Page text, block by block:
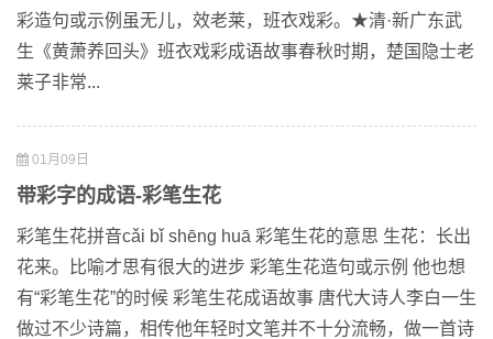
彩造句或示例虽无儿，效老莱，班衣戏彩。★清·新广东武
生《黄萧养回头》班衣戏彩成语故事春秋时期，楚国隐士老
莱子非常...
01月09日
带彩字的成语-彩笔生花
彩笔生花拼音cǎi bǐ shēng huā 彩笔生花的意思 生花：长出
花来。比喻才思有很大的进步 彩笔生花造句或示例 他也想
有“彩笔生花”的时候 彩笔生花成语故事 唐代大诗人李白一生
做过不少诗篇，相传他年轻时文笔并不十分流畅，做一首诗